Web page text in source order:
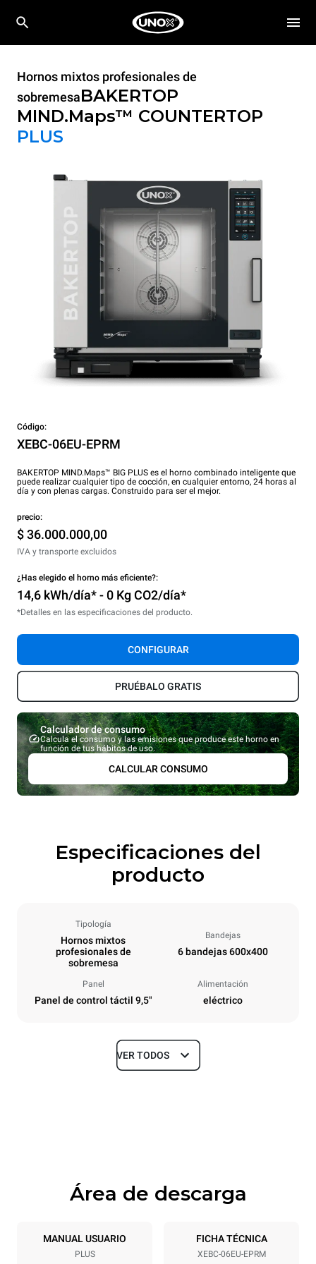
Hornos mixtos profesionales de
sobremesaBAKERTOP
MIND.Maps™ COUNTERTOP
PLUS
Código:
XEBC-06EU-EPRM
BAKERTOP MIND.Maps™ BIG PLUS es el horno combinado inteligente que
puede realizar cualquier tipo de cocción, en cualquier entorno, 24 horas al
día y con plenas cargas. Construido para ser el mejor.
precio:
$ 36.000.000,00
IVA y transporte excluidos
¿Has elegido el horno más eficiente?:
14,6 kWh/día* - 0 Kg CO2/día*
*Detalles en las especificaciones del producto.
CONFIGURAR
PRUÉBALO GRATIS
Calculador de consumo
Calcula el consumo y las emisiones que produce este horno en
función de tus hábitos de uso.
CALCULAR CONSUMO
Especificaciones del
producto
Tipología
Hornos mixtos
profesionales de
sobremesa
Bandejas
6 bandejas 600x400
Panel
Panel de control táctil 9,5"
Alimentación
eléctrico
Tamaños
Especificaciones de la bandeja
6 600x400
Distancia entre bandejas
VER TODOS
Área de descarga
MANUAL USUARIO
PLUS
FICHA TÉCNICA
XEBC-06EU-EPRM